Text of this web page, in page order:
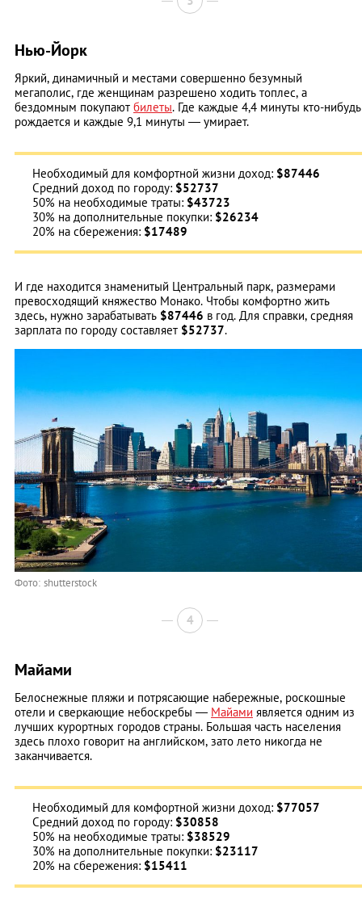
Нью-Йорк
Яркий, динамичный и местами совершенно безумный
мегаполис, где женщинам разрешено ходить топлес, а
бездомным покупают билеты. Где каждые 4,4 минуты кто-нибудь
рождается и каждые 9,1 минуты — умирает.
Необходимый для комфортной жизни доход: $87446
Средний доход по городу: $52737
50% на необходимые траты: $43723
30% на дополнительные покупки: $26234
20% на сбережения: $17489
И где находится знаменитый Центральный парк, размерами
превосходящий княжество Монако. Чтобы комфортно жить
здесь, нужно зарабатывать $87446 в год. Для справки, средняя
зарплата по городу составляет $52737.
Фото: shutterstock
4
Майами
Белоснежные пляжи и потрясающие набережные, роскошные
отели и сверкающие небоскребы — Майами является одним из
лучших курортных городов страны. Большая часть населения
здесь плохо говорит на английском, зато лето никогда не
заканчивается.
Необходимый для комфортной жизни доход: $77057
Средний доход по городу: $30858
50% на необходимые траты: $38529
30% на дополнительные покупки: $23117
20% на сбережения: $15411